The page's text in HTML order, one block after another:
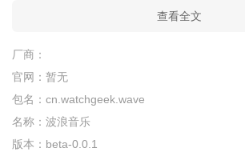
波浪音乐app是一款专注于在线音乐播放
用户提供一个便捷、高效的音乐收听平台。
流，汇集了全网最新的音乐资源，让你轻松
是快速筛选喜欢的歌曲，还是进行基本的播
能完美胜任。
查看全文
厂商：
官网： 暂无
包名： cn.watchgeek.wave
名称： 波浪音乐
版本： beta-0.0.1